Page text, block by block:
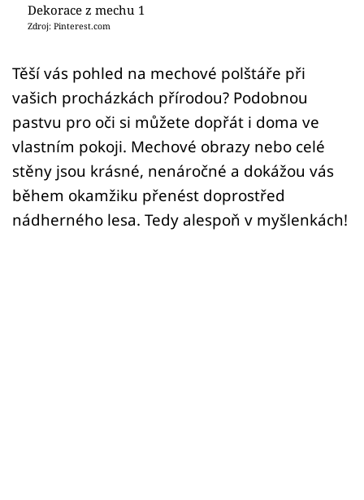
Sledujte nás
Dekorace z mechu 1
Zdroj: Pinterest.com
Těší vás pohled na mechové polštáře při
vašich procházkách přírodou? Podobnou
pastvu pro oči si můžete dopřát i doma ve
vlastním pokoji. Mechové obrazy nebo celé
stěny jsou krásné, nenáročné a dokážou vás
během okamžiku přenést doprostřed
nádherného lesa. Tedy alespoň v myšlenkách!